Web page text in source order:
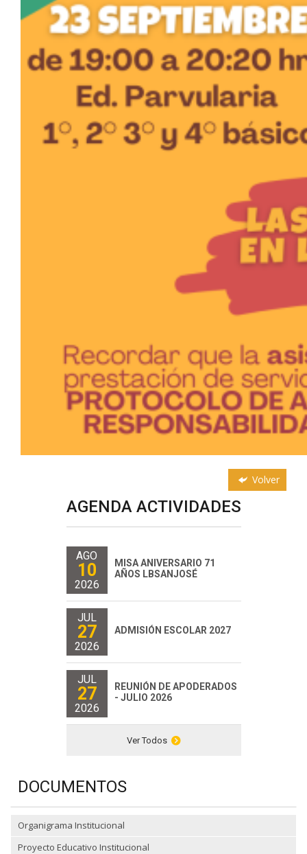
Volver
AGENDA ACTIVIDADES
AGO
10
2026
MISA ANIVERSARIO 71
AÑOS LBSANJOSÉ
JUL
27
2026
ADMISIÓN ESCOLAR 2027
JUL
27
2026
REUNIÓN DE APODERADOS
- JULIO 2026
Ver Todos
DOCUMENTOS
Organigrama Institucional
Proyecto Educativo Institucional